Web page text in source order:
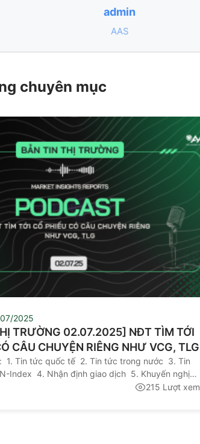
admin
AAS
chuyên mục
2025
TRƯỜNG 02.07.2025] NĐT TÌM TỚI
CÂU CHUYỆN RIÊNG NHƯ VCG, TLG
1. Tin tức quốc tế 2. Tin tức trong nước 3. Tin
Index 4. Nhận định giao dịch 5. Khuyến nghị
quý nhà đầu tư lắng nghe bản tin thị trường hôm
215 Lượt xem